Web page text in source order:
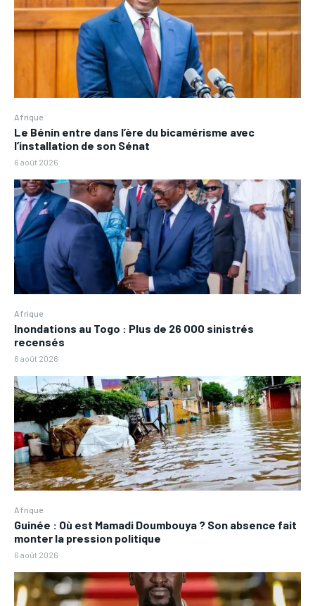
Afrique
Le Bénin entre dans l’ère du bicamérisme avec
l’installation de son Sénat
6 août 2026
Afrique
Inondations au Togo : Plus de 26 000 sinistrés
recensés
6 août 2026
Afrique
Guinée : Où est Mamadi Doumbouya ? Son absence fait
monter la pression politique
6 août 2026